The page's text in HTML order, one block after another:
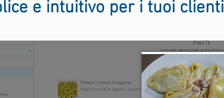
e intuitivo per i tuoi clienti